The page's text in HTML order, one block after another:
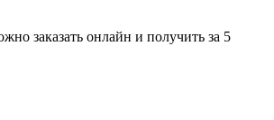
заказать онлайн и получить за 5